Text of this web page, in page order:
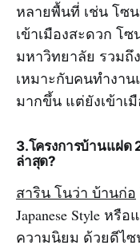
หลายพื้นที่ เช่น โซ
เข้าเมืองสะดวก โ
มหาวิทยาลัย รวม
เหมาะกับคนทำงา
มากขึ้น แต่ยังเข้าเมื
3.โครงการบ้านแฝด
ล่าสุด?
สาริน โนว่า บ้านก่อ
Japanese Style ห
ความนิยม ด้วยดีไซ